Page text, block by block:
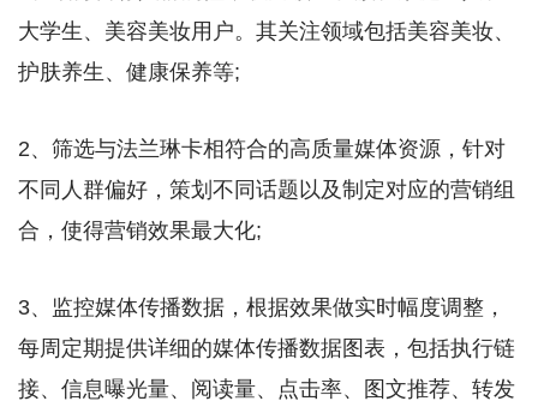
大学生、美容美妆用户。其关注领域包括美容美妆、
护肤养生、健康保养等;
2、筛选与法兰琳卡相符合的高质量媒体资源，针对
不同人群偏好，策划不同话题以及制定对应的营销组
合，使得营销效果最大化;
3、监控媒体传播数据，根据效果做实时幅度调整，
每周定期提供详细的媒体传播数据图表，包括执行链
接、信息曝光量、阅读量、点击率、图文推荐、转发